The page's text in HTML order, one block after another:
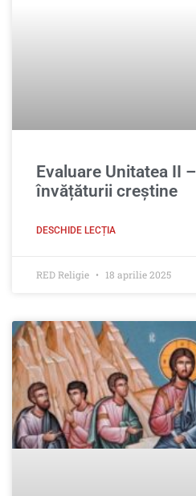
Evaluare Unitatea II
învățăturii creștine
DESCHIDE LECȚIA
RED Religie 18 aprilie 2025